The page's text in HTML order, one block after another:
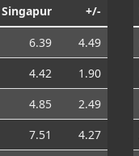
Singapur +/-
6.39
4.49
4.42
1.90
4.85
2.49
7.51
4.27